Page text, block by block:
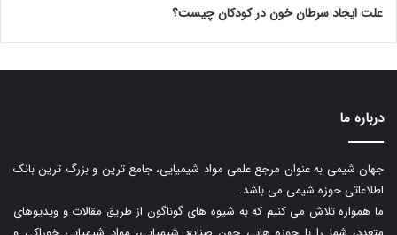
علت ایجاد سرطان خون در کودکان چیست؟
درباره ما
جهان شیمی به عنوان مرجع علمی مواد شیمیایی، جامع ترین و بزرگ ترین بانک
اطلاعاتی حوزه شیمی می باشد.
ما همواره تلاش می کنیم که به شیوه های گوناگون از طریق مقالات و ویدیوهای